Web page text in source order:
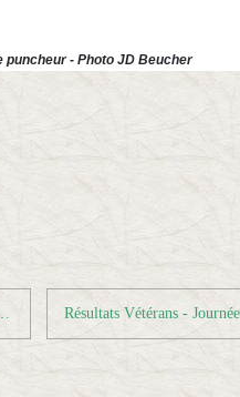
puncheur - Photo JD Beucher
Individuel - 4ème tour